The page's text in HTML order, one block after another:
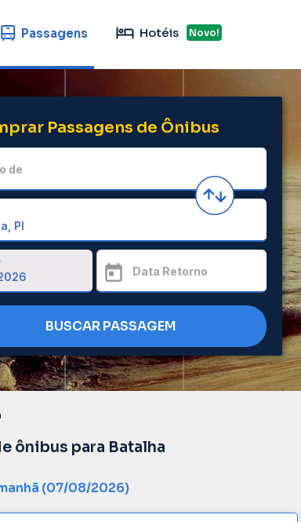
Passagens Hotéis Novo!
Passagens de Ônibus
de
Data Retorno
BUSCAR PASSAGEM
ônibus para Batalha
(07/08/2026)